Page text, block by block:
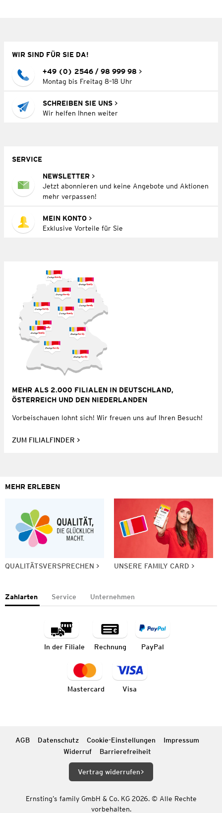
WIR SIND FÜR SIE DA!
+49 (0) 2546 / 98 999 98
Montag bis Freitag 8–18 Uhr
SCHREIBEN SIE UNS
Wir helfen Ihnen weiter
SERVICE
NEWSLETTER
Jetzt abonnieren und keine Angebote und Aktionen
mehr verpassen!
MEIN KONTO
Exklusive Vorteile für Sie
MEHR ALS 2.000 FILIALEN IN DEUTSCHLAND,
ÖSTERREICH UND DEN NIEDERLANDEN
Vorbeischauen lohnt sich! Wir freuen uns auf Ihren Besuch!
ZUM FILIALFINDER
MEHR ERLEBEN
QUALITÄTSVERSPRECHEN UNSERE FAMILY CARD
Zahlarten Service Unternehmen
In der Filiale Rechnung PayPal
Mastercard Visa
AGB Datenschutz Cookie-Einstellungen
Impressum
Widerruf
Barrierefreiheit
Vertrag widerrufen
Ernsting’s family GmbH & Co. KG 2026. © Alle Rechte
vorbehalten.